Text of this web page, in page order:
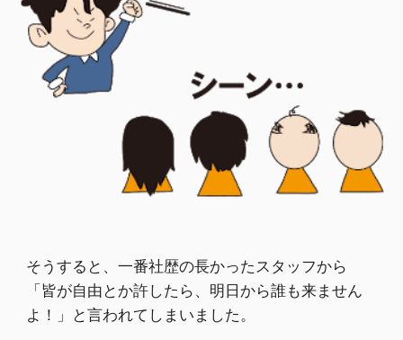
そうすると、一番社歴の長かったスタッフから
「皆が自由とか許したら、明日から誰も来ません
よ！」と言われてしまいました。